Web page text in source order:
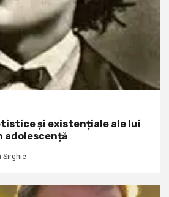
și existențiale ale lui
adolescență
Sirghie